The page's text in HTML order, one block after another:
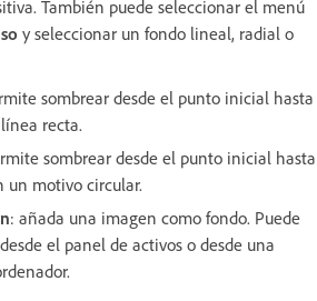
También puede seleccionar el menú
y seleccionar un fondo lineal, radial o
sombrear desde el punto inicial hasta
recta.
sombrear desde el punto inicial hasta
un motivo circular.
: añada una imagen como fondo. Puede
el panel de activos o desde una